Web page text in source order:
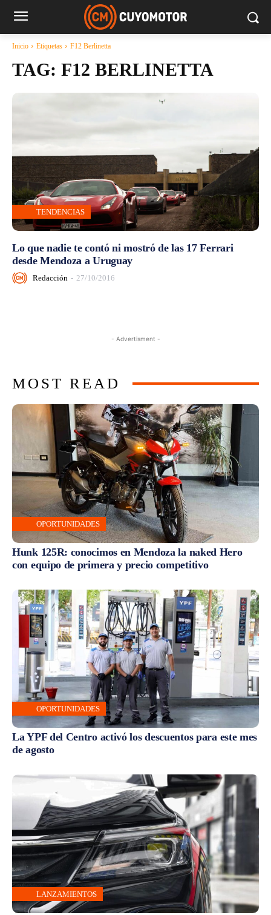
Inicio Etiquetas F12 Berlinetta
TAG: F12 BERLINETTA
TENDENCIAS
Lo que nadie te contó ni mostró de las 17 Ferrari
desde Mendoza a Uruguay
Redacción - 27/10/2016
- Advertisment -
MOST READ
OPORTUNIDADES
Hunk 125R: conocimos en Mendoza la naked Hero
con equipo de primera y precio competitivo
OPORTUNIDADES
La YPF del Centro activó los descuentos para este mes
de agosto
LANZAMIENTOS